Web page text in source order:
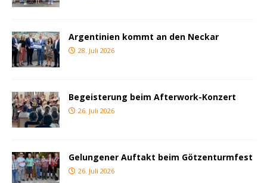
Argentinien kommt an den Neckar
28. Juli 2026
Begeisterung beim Afterwork-Konzert
26. Juli 2026
Gelungener Auftakt beim Götzenturmfest
26. Juli 2026